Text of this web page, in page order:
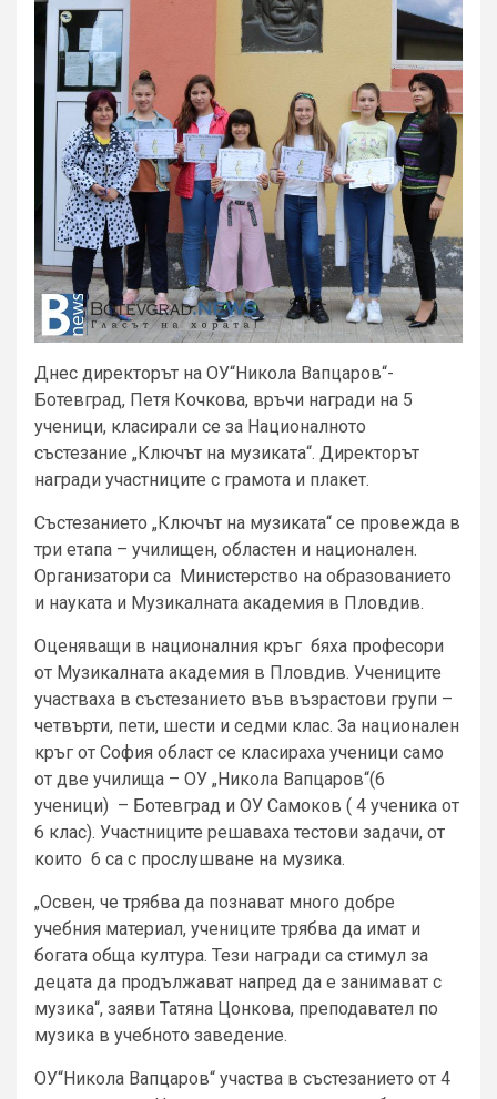
Днес директорът на ОУ“Никола Вапцаров“-
Ботевград, Петя Кочкова, връчи награди на 5
ученици, класирали се за Националното
състезание „Ключът на музиката“. Директорът
награди участниците с грамота и плакет.
Състезанието „Ключът на музиката“ се провежда в
три етапа – училищен, областен и национален.
Организатори са Министерство на образованието
и науката и Музикалната академия в Пловдив.
Оценяващи в националния кръг бяха професори
от Музикалната академия в Пловдив. Учениците
участваха в състезанието във възрастови групи –
четвърти, пети, шести и седми клас. За национален
кръг от София област се класираха ученици само
от две училища – ОУ „Никола Вапцаров“(6
ученици) – Ботевград и ОУ Самоков ( 4 ученика от
6 клас). Участниците решаваха тестови задачи, от
които 6 са с прослушване на музика.
„Освен, че трябва да познават много добре
учебния материал, учениците трябва да имат и
богата обща култура. Тези награди са стимул за
децата да продължават напред да е занимават с
музика“, заяви Татяна Цонкова, преподавател по
музика в учебното заведение.
ОУ“Никола Вапцаров“ участва в състезанието от 4